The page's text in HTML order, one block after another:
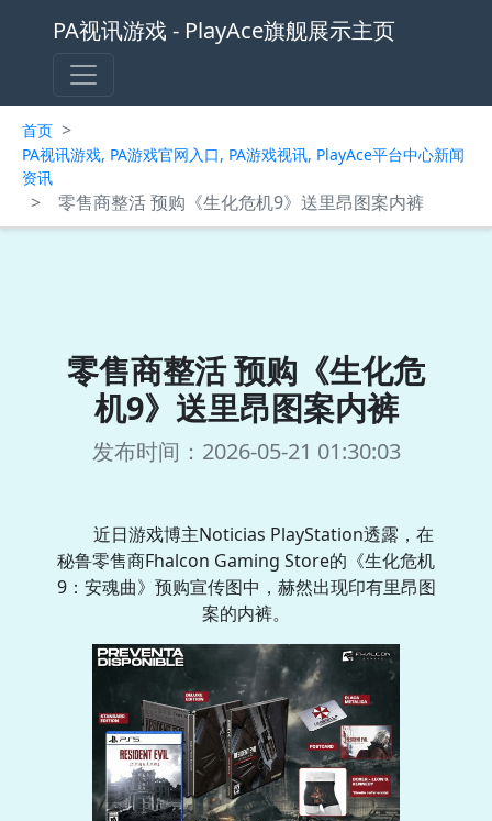
PA视讯游戏 - PlayAce旗舰展示主页
首页 >
PA视讯游戏, PA游戏官网入口, PA游戏视讯, PlayAce平台中心新闻
资讯
> 零售商整活 预购《生化危机9》送里昂图案内裤
零售商整活 预购《生化危
机9》送里昂图案内裤
发布时间：2026-05-21 01:30:03
近日游戏博主Noticias PlayStation透露，在
秘鲁零售商Fhalcon Gaming Store的《生化危机
9：安魂曲》预购宣传图中，赫然出现印有里昂图
案的内裤。